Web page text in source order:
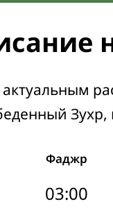
актуальным
Фаджр
03:00